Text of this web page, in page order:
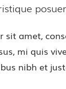
sit amet,
mi quis
nibh et